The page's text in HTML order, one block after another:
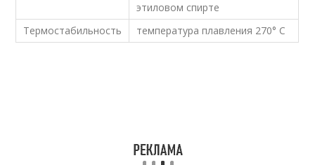
этиловом спирте
Термостабильность
температура плавления 270° C